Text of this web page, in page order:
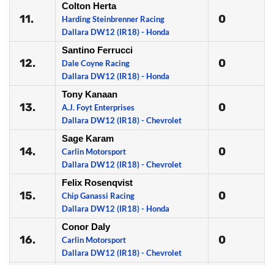
11.
Colton Herta
Harding Steinbrenner Racing
Dallara DW12 (IR18) - Honda
0
12.
Santino Ferrucci
Dale Coyne Racing
Dallara DW12 (IR18) - Honda
0
13.
Tony Kanaan
A.J. Foyt Enterprises
Dallara DW12 (IR18) - Chevrolet
0
14.
Sage Karam
Carlin Motorsport
Dallara DW12 (IR18) - Chevrolet
0
15.
Felix Rosenqvist
Chip Ganassi Racing
Dallara DW12 (IR18) - Honda
0
16.
Conor Daly
Carlin Motorsport
Dallara DW12 (IR18) - Chevrolet
0